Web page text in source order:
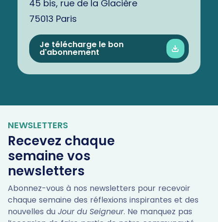
45 bis, rue de la Glacière
75013 Paris
Je télécharge le bon
d'abonnement
NEWSLETTERS
Recevez chaque
semaine vos
newsletters
Abonnez-vous à nos newsletters pour recevoir
chaque semaine des réflexions inspirantes et des
nouvelles du Jour du Seigneur. Ne manquez pas